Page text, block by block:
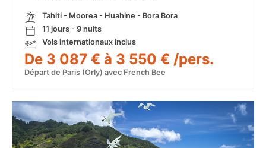
Tahiti - Moorea - Huahine - Bora Bora
11 jours - 9 nuits
Vols internationaux inclus
De 3 087 € à 3 550 € /pers.
Départ de Paris (Orly) avec French Bee